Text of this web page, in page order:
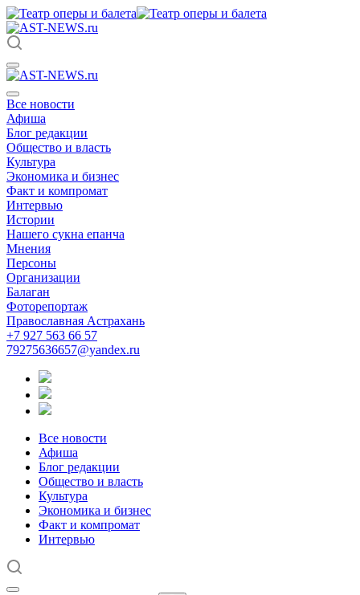
Все новости
Афиша
Блог редакции
Общество и власть
Культура
Экономика и бизнес
Факт и компромат
Интервью
Истории
Нашего сукна епанча
Мнения
Персоны
Организации
Балаган
Фоторепортаж
Православная Астрахань
+7 927 563 66 57
79275636657@yandex.ru
Все новости
Афиша
Блог редакции
Общество и власть
Культура
Экономика и бизнес
Факт и компромат
Интервью